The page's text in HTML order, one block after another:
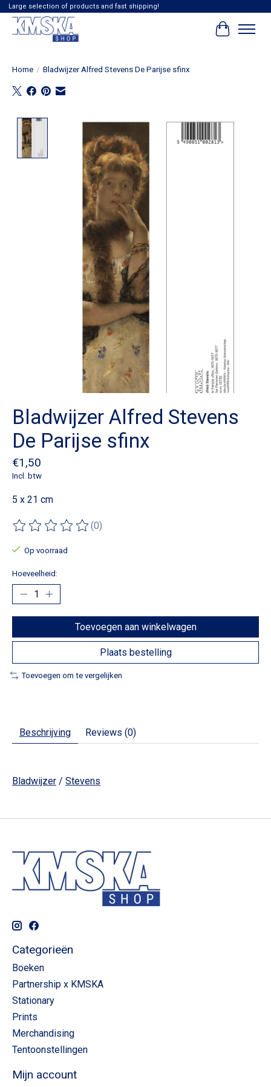
Large selection of products and fast shipping!
Home / Bladwijzer Alfred Stevens De Parijse sfinx
Product image slideshow Items
Bladwijzer Alfred Stevens
De Parijse sfinx
€1,50
Incl. btw
5 x 21 cm
De beoordeling van dit product is
(0)
Op voorraad
Hoeveelheid:
Toevoegen aan winkelwagen
Plaats bestelling
Toevoegen om te vergelijken
Beschrijving Reviews (0)
Bladwijzer / Stevens
Categorieën
Boeken
Partnership x KMSKA
Stationary
Prints
Merchandising
Tentoonstellingen
Mijn account